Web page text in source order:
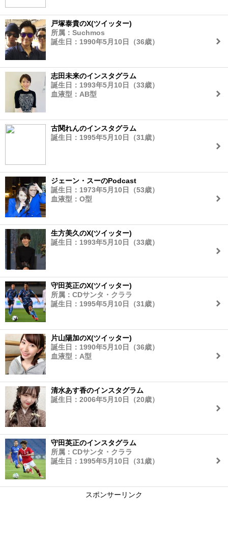
戸塚泰貴のX(ツイッター)
所属：Suchmos
誕生日：1990年5月10日（36歳）
志田未来のインスタグラム
誕生日：1993年5月10日（33歳）
血液型：AB型
古関れんのインスタグラム
誕生日：1995年5月10日（31歳）
ジェーン・スーのPodcast
誕生日：1973年5月10日（53歳）
血液型：O型
生方美久のX(ツイッター)
誕生日：1993年5月10日（33歳）
守田英正のX(ツイッター)
所属：CDサンタ・クララ
誕生日：1995年5月10日（31歳）
片山陽加のX(ツイッター)
誕生日：1990年5月10日（36歳）
血液型：A型
清水あす香のインスタグラム
誕生日：2006年5月10日（20歳）
守田英正のインスタグラム
所属：CDサンタ・クララ
誕生日：1995年5月10日（31歳）
スポンサーリンク